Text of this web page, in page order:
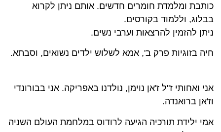
כותבת ומלמדת חומרים חדשים. אותם ניתן לקרוא
בבלוג, וללמוד בקורסים.
ניתן להזמין להרצאות וערבי נשים.
חיה בזוגיות פרק ב', אמא לשלוש ילדים נשואים, וסבתא.
אני ואחותי ז"ל ז'אן נוימן, נולדנו באפריקה. אני בבורונדי
וז'אן ברואנדה.
אמי ילידת תורכיה הגיעה לרודוס במלחמת העולם השניה